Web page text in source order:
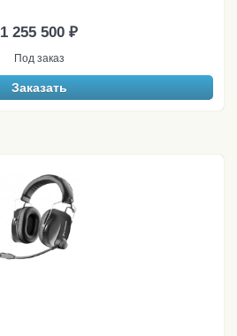
1 255 500 ₽
Под заказ
Заказать